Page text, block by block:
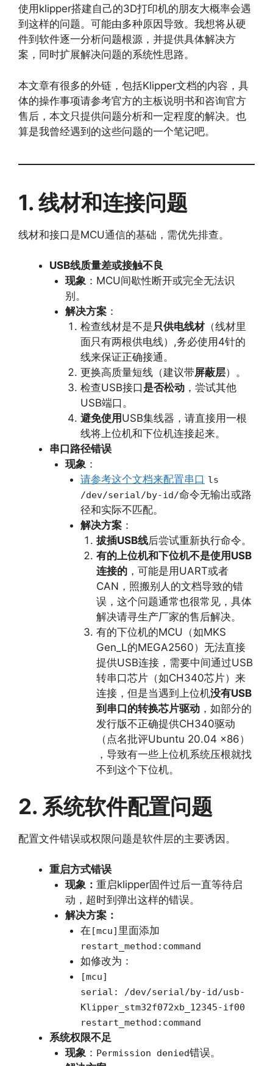
使用klipper搭建自己的3D打印机的朋友大概率会遇
到这样的问题。可能由多种原因导致。我想将从硬
件到软件逐一分析问题根源，并提供具体解决方
案，同时扩展解决问题的系统性思路。
本文章有很多的外链，包括Klipper文档的内容，具
体的操作事项请参考官方的主板说明书和咨询官方
售后，本文只提供问题分析和一定程度的解决。也
算是我曾经遇到的这些问题的一个笔记吧。
1. 线材和连接问题
线材和接口是MCU通信的基础，需优先排查。
USB线质量差或接触不良
现象：MCU间歇性断开或完全无法识
别。
解决方案：
检查线材是不是只供电线材（线材里
面只有两根供电线）,务必使用4针的
线来保证正确接通。
更换高质量短线（建议带屏蔽层）。
检查USB接口 是否松动 ，尝试其他
USB端口。
避免使用 USB集线器，请直接用一根
线将上位机和下位机连接起来。
串口路径错误
现象：
请参考这个文档来配置串口 ls
/dev/serial/by-id/命令无输出或路
径和实际不匹配。
解决方案 ：
拔插USB线后尝试重新执行命令。
有的上位机和下位机不是使用USB
连接的，可能是用UART或者
CAN，照搬别人的文档导致的错
误，这个问题通常也很常见，具体
解决请寻生产厂家的售后解决。
有的下位机的MCU（如MKS
Gen_L的MEGA2560）无法直接
提供USB连接，需要中间通过USB
转串口芯片（如CH340芯片）来
连接，但是当遇到上位机没有USB
到串口的转换芯片驱动，如部分的
发行版不正确提供CH340驱动
（点名批评Ubuntu 20.04 x86）
，导致有一些上位机系统压根就找
不到这个下位机。
2. 系统软件配置问题
配置文件错误或权限问题是软件层的主要诱因。
重启方式错误
现象： 重启klipper固件过后一直等待启
动，超时到弹出这样的错误。
解决方案：
在 [mcu] 里面添加
restart_method:command
如修改为：
[mcu]
serial: /dev/serial/by-id/usb-
Klipper_stm32f072xb_12345-if00
restart_method:command
系统权限不足
现象： Permission denied错误。